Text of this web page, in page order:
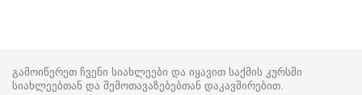
გამოიწერეთ ჩვენი სიახლეები და იყავით საქმის კურსში
სიახლეებთან და შემოთავაზებებთან დაკავშირებით.